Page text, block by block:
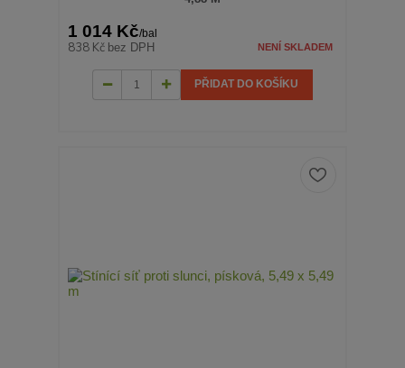
1 014 Kč/bal
838 Kč bez DPH NENÍ SKLADEM
PŘIDAT DO KOŠÍKU